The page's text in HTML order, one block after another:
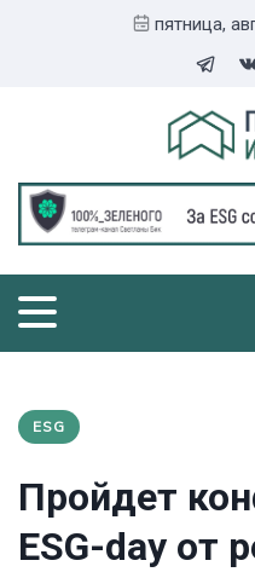
пятница,
ESG
Пройдет
ESG-day от